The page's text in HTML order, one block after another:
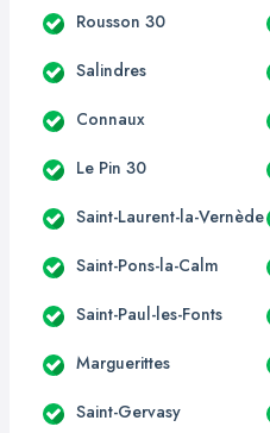
Rousson 30
Salindres
Connaux
Le Pin 30
Saint-Laurent-la-Vernède
Saint-Pons-la-Calm
Saint-Paul-les-Fonts
Marguerittes
Saint-Gervasy